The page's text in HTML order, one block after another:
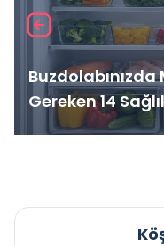
Gereken 14